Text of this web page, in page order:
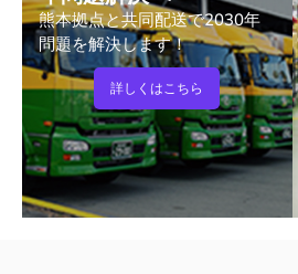
年問題解決へ
熊本拠点と共同配送で2030年
問題を解決します！
詳しくはこちら